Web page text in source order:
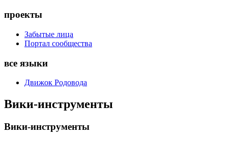
проекты
Забытые лица
Портал сообщества
все языки
Движок Родовода
Вики-инструменты
Вики-инструменты